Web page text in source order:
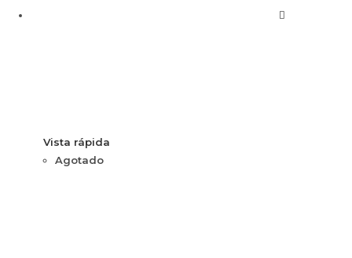
Vista rápida
Agotado